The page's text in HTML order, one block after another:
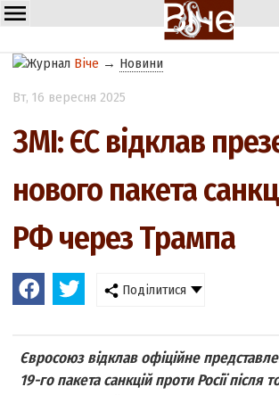
Віче → Новини
Вт, 16 вересня 2025
ЗМІ: ЄС відклав
нового пакета
РФ через Трампа
Поділитися
Євросоюз відклав офіційне
19-го пакета санкцій проти Росії після